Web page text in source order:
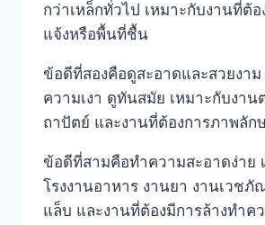
กว่าเหล็กทั่วไป เหมาะกับงานที่ต้อ
แจ้งหรือพื้นที่ชื้น
ข้อดีที่สองคือดูสะอาดและสวยงา
ความเงา ดูทันสมัย เหมาะกับงาน
ถาปัตย์ และงานที่ต้องการภาพลั
ข้อดีที่สามคือทำความสะอาดง่าย
โรงงานอาหาร งานยา งานเวช
แล็บ และงานที่ต้องมีการล้างทำค